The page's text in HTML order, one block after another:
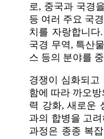
로, 중국과 국경
등 여러 주요 국
치를 자랑합니다
국경 무역, 특산
스 등의 분야를
경쟁이 심화되
함에 따라 까오
력 강화, 새로운
과의 합병을 고
과정은 종종 복